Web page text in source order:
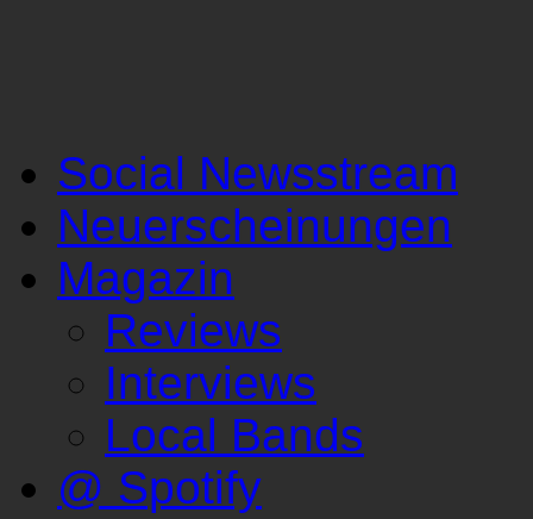
Social Newsstream
Neuerscheinungen
Magazin
Reviews
Interviews
Local Bands
@ Spotify